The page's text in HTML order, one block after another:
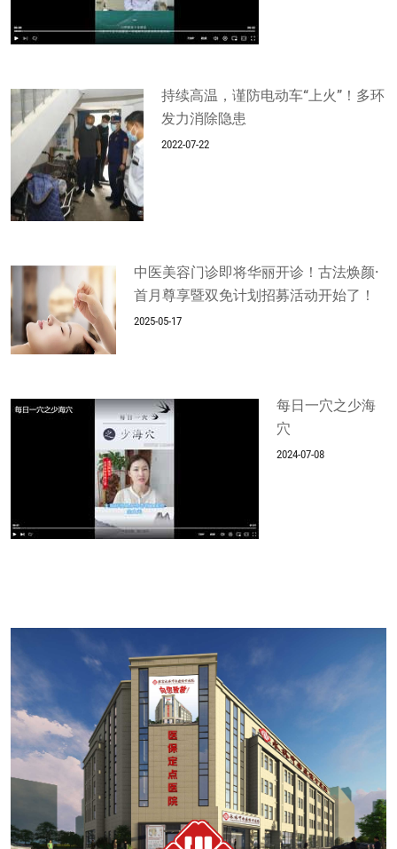
持续高温，谨防电动车“上火”！多环
发力消除隐患
2022-07-22
中医美容门诊即将华丽开诊！古法焕颜·
首月尊享暨双免计划招募活动开始了！
2025-05-17
每日一穴之少海
穴
2024-07-08